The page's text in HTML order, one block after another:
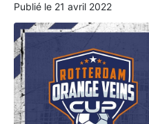
Publié le 21 avril 2022